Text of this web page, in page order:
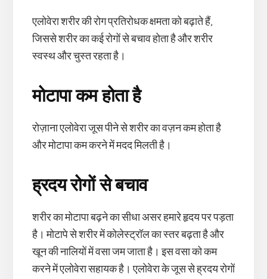
एलोवेरा शरीर की रोग प्रतिरोधक क्षमता को बढ़ाते हैं,
जिससे शरीर का कई रोगों से बचाव होता है और शरीर
स्वस्थ और चुस्त रहता है।
मोटापा कम होता है
रोज़ाना एलोवेरा जूस पीने से शरीर का वज़न कम होता है
और मोटापा कम करने में मदद मिलती है।
ह्रदय रोगों से बचाव
शरीर का मोटापा बढ़ने का सीधा असर हमारे हृदय पर पड़ता
है। मोटापे से शरीर में कोलेस्ट्रॉल का स्तर बढ़ता है और
खून की नालियों में वसा जम जाता है। इस वसा को कम
करने में एलोवेरा सहायक है। एलोवेरा के जूस से ह्रदय रोगों